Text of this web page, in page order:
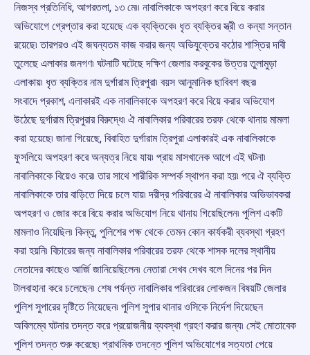
নিজস্ব প্রতিনিধি, আগরতলা, ১৩ মে৷৷ নাবালিকাকে অপহরণ করে বিয়ে করার
অভিযোগে গ্রেপ্তার করা হয়েছে এক ব্যক্তিকে৷ ধৃত ব্যক্তির স্ত্রী ও কন্যা সন্তান
রয়েছে৷ তারপরও এই জঘন্যতম কাজ করার জন্য অভিযুক্তের কঠোর শাস্তির দাবী
তুলেছে এলাকার জনগণ৷ ঘটনাটি ঘটেছে দক্ষিণ জেলার করবুকের উত্তর তুলামুড়া
এলাকায়৷ ধৃত ব্যক্তির নাম দুর্গারাম ত্রিপুরা৷ বয়স আনুমানিক ছাবিবশ বছর৷
সংবাদে প্রকাশ, এলাকারই এক নাবালিকাকে অপহরণ করে বিয়ে করার অভিযোগ
উঠেছে দুর্গারাম ত্রিপুরার বিরুদ্ধে৷ ঐ নাবালিকার পরিবারের তরফ থেকে থানায় মামলা
করা হয়েছে৷ জানা গিয়েছে, বিবাহিত দুর্গারাম ত্রিপুরা এলাকারই এক নাবালিকাকে
ফুসলিয়ে অপহরণ করে অন্যত্র নিয়ে যায়৷ প্রায় মাসখানেক আগে এই ঘটনা৷
নাবালিকাকে বিয়েও করে৷ তার সাথে শারীরিক সম্পর্ক স্থাপন করা হয়৷ পরে ঐ ব্যক্তি
নাবালিকাকে তার বাড়িতে দিয়ে চলে যায়৷ দরীদ্র পরিবারের ঐ নাবালিকার অভিভাবকরা
অপহরণ ও জোর করে বিয়ে করার অভিযোগ নিয়ে থানায় গিয়েছিলেন৷ পুলিশ একটি
মামলাও নিয়েছিল৷ কিন্তু, পুলিশের পক্ষ থেকে তেমন কোন কার্যকরী ব্যবস্থা গ্রহণ
করা হয়নি৷ বিচারের জন্য নাবালিকার পরিবারের তরফ থেকে শাসক দলের স্থানীয়
নেতাদের কাছেও আর্জি জানিয়েছিলেন৷ নেতারা দেখব দেখব বলে দিনের পর দিন
টালবাহানা করে চলেছেন৷ শেষ পর্যন্ত নাবালিকার পরিবারের লোকজন বিষয়টি জেলার
পুলিশ সুপারের দৃষ্টিতে নিয়েছেন৷ পুলিশ সুপার থানার ওসিকে নির্দেশ দিয়েছেন
অবিলম্বে ঘটনার তদন্ত করে প্রয়োজনীয় ব্যবস্থা গ্রহণ করার জন্য৷ সেই মোতাবেক
পুলিশ তদন্ত শুরু করেছে৷ প্রাথমিক তদন্তে পুলিশ অভিযোগের সত্যতা পেয়ে